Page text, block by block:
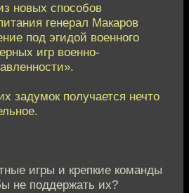
новых способов
генерал Макаров
под эгидой военного
игр военно-
задумок получается нечто
игры и крепкие команды
не поддержать их?